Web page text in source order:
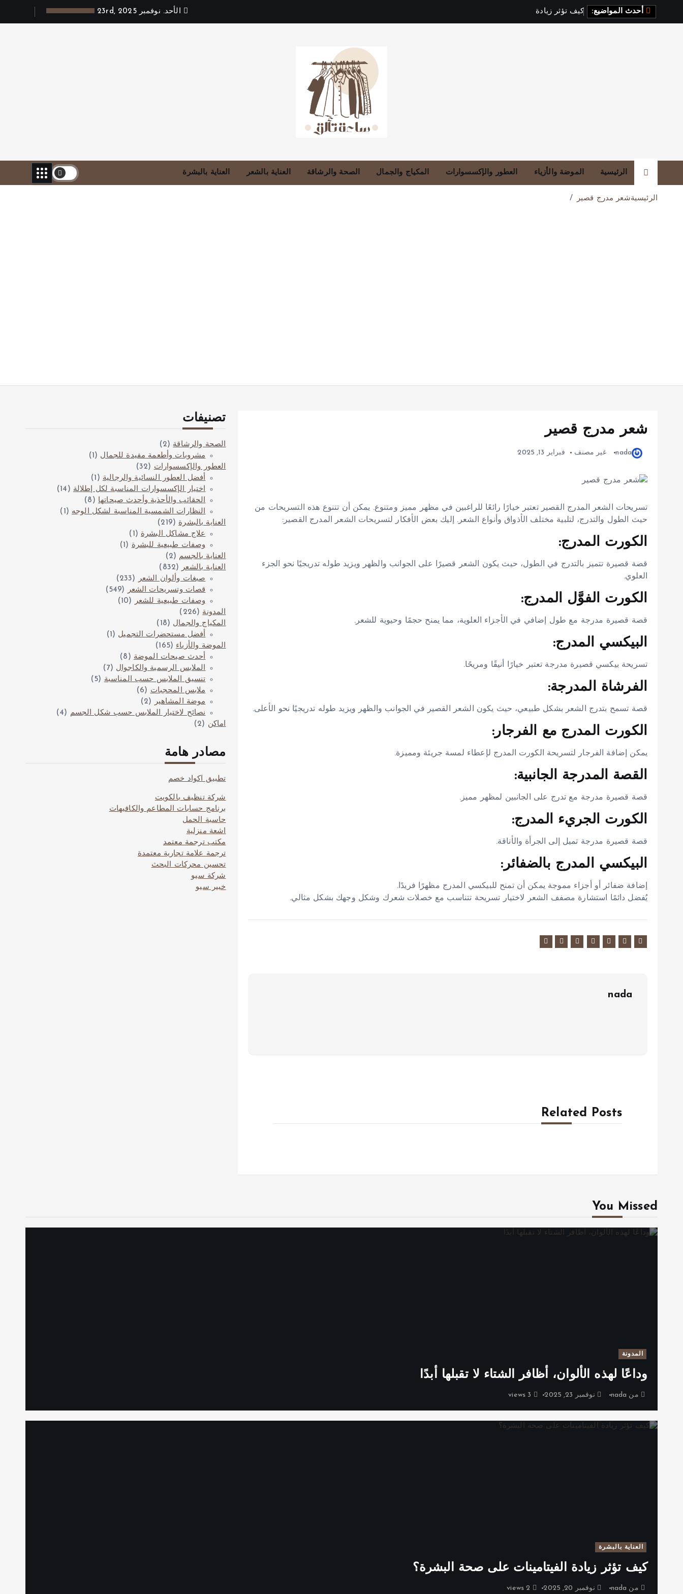
ت
ى
أحدث المواضيع: كيف تؤثر ز يا دة الأحد. نوفمبر 23rd, 2025
الرئيسية الموضة والأزياء العطور والإكسسوارات المكياج والجمال الصحة والرشاقة العناية بالشعر العناية بالبشرة
الرئيسيةشعر مدرج قصير
شعر مدرج قصير
nada غير مصنف فبراير 13, 2025
تسريحات الشعر المدرج القصير تعتبر خيارًا رائعًا للراغبين في مظهر مميز ومتنوع. يمكن أن تتنوع هذه التسريحات من
حيث الطول والتدرج، لتلبية مختلف الأذواق وأنواع الشعر. إليك بعض الأفكار لتسريحات الشعر المدرج القصير:
الكورت المدرج:
قصة قصيرة تتميز بالتدرج في الطول، حيث يكون الشعر قصيرًا على الجوانب والظهر ويزيد طوله تدريجيًا نحو الجزء
العلوي.
الكورت الفوَّل المدرج:
قصة قصيرة مدرجة مع طول إضافي في الأجزاء العلوية، مما يمنح حجمًا وحيوية للشعر.
البيكسي المدرج:
تسريحة بيكسي قصيرة مدرجة تعتبر خيارًا أنيقًا ومريحًا.
الفرشاة المدرجة:
قصة تسمح بتدرج الشعر بشكل طبيعي، حيث يكون الشعر القصير في الجوانب والظهر ويزيد طوله تدريجيًا نحو الأعلى.
الكورت المدرج مع الفرجار:
يمكن إضافة الفرجار لتسريحة الكورت المدرج لإعطاء لمسة جريئة ومميزة.
القصة المدرجة الجانبية:
قصة قصيرة مدرجة مع تدرج على الجانبين لمظهر مميز.
الكورت الجريء المدرج:
قصة قصيرة مدرجة تميل إلى الجرأة والأناقة.
البيكسي المدرج بالضفائر:
إضافة ضفائر أو أجزاء مموجة يمكن أن تمنح للبيكسي المدرج مظهرًا فريدًا.
يُفضل دائمًا استشارة مصفف الشعر لاختيار تسريحة تتناسب مع خصلات شعرك وشكل وجهك بشكل مثالي.
nada
Related Posts
تصنيفات
الصحة والرشاقة (2)
مشروبات وأطعمة مفيدة للجمال (1)
العطور والإكسسوارات (32)
أفضل العطور النسائية والرجالية (1)
اختيار الإكسسوارات المناسبة لكل إطلالة (14)
الحقائب والأحذية وأحدث صيحاتها (8)
النظارات الشمسية المناسبة لشكل الوجه (1)
العناية بالبشرة (219)
علاج مشاكل البشرة (1)
وصفات طبيعية للبشرة (1)
العناية بالجسم (2)
العناية بالشعر
(832)
صبغات وألوان الشعر
(233)
قصات وتسريحات الشعر
(549)
وصفات طبيعية للشعر
(10)
المدونة (226)
المكياج والجمال (18)
أفضل مستحضرات التجميل (1)
الموضة والأزياء (165)
أحدث صيحات الموضة (8)
الملابس الرسمية والكاجوال (7)
تنسيق الملابس حسب المناسبة (5)
ملابس المحجبات (6)
موضة المشاهير
(2)
نصائح لاختيار الملابس حسب شكل الجسم (4)
اماكن (2)
مصادر هامة
تطبيق اكواد خصم
شركة تنظيف بالكويت
برنامج حسابات المطاعم والكافيهات
حاسبة الحمل
اشعة منزلية
مكتب ترجمة معتمد
ترجمة علامة تجارية معتمدة
تحسين محركات البحث
شركة سيو
خبير سيو
You Missed
المدونة
وداعًا لهذه الألوان، أظافر الشتاء لا تقبلها أبدًا
من nada نوفمبر 23, 2025
العناية بالبشرة
كيف تؤثر زيادة الفيتامينات على صحة البشرة؟
من nada نوفمبر 20, 2025